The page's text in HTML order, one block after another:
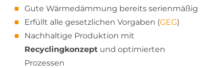
Gute Wärmedämmung bereits serienmäßig
Erfüllt alle gesetzlichen Vorgaben (GEG)
Nachhaltige Produktion mit
Recyclingkonzept und optimierten
Prozessen